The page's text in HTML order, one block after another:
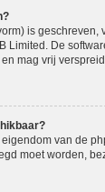
is geschreven,
Limited . De
mag vrij
van de
moet worden,